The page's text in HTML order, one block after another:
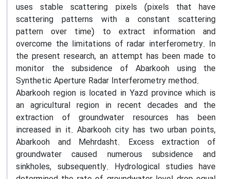
uses stable scattering pixels (pixels that have
scattering patterns with a constant scattering
pattern over time) to extract information and
overcome the limitations of radar interferometry. In
the present research, an attempt has been made to
monitor the subsidence of Abarkooh using the
Synthetic Aperture Radar Interferometry method.
Abarkooh region is located in Yazd province which is
an agricultural region in recent decades and the
extraction of groundwater resources has been
increased in it. Abarkooh city has two urban points,
Abarkooh and Mehrdasht. Excess extraction of
groundwater caused numerous subsidence and
sinkholes, subsequently. Hydrological studies have